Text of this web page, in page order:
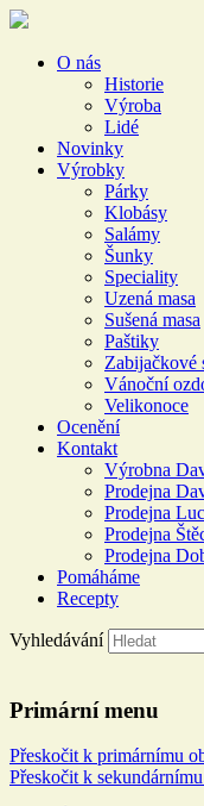
O nás
Historie
Výroba
Lidé
Novinky
Výrobky
Párky
Klobásy
Salámy
Šunky
Speciality
Uzená masa
Sušená masa
Paštiky
Zabijačkové
Vánoční
Velikonoce
Ocenění
Kontakt
Výrobna
Prodejna
Prodejna
Prodejna
Prodejna
Pomáháme
Recepty
Vyhledávání
Primární menu
Přeskočit k primárnímu
Přeskočit k